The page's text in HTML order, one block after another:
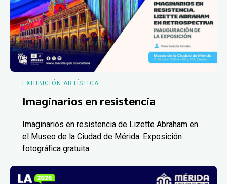
EXHIBICIÓN ARTÍSTICA
Imaginarios en resistencia
Imaginarios en resistencia de Lizette Abraham en
el Museo de la Ciudad de Mérida. Exposición
fotográfica gratuita.